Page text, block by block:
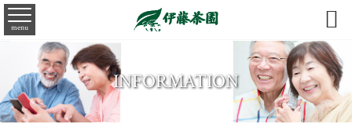
menu 
INFORMATION